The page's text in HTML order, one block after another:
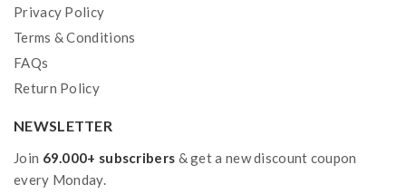
Privacy Policy
Terms & Conditions
FAQs
Return Policy
NEWSLETTER
Join 69.000+ subscribers & get a new discount coupon
every Monday.